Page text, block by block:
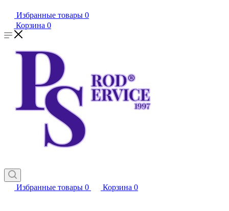
Избранные товары 0
Корзина 0
Избранные товары 0 Корзина 0